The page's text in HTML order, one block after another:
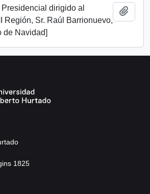
dirigido al
Región, Sr. Raúl Barrionuevo,
de Navidad]
1825